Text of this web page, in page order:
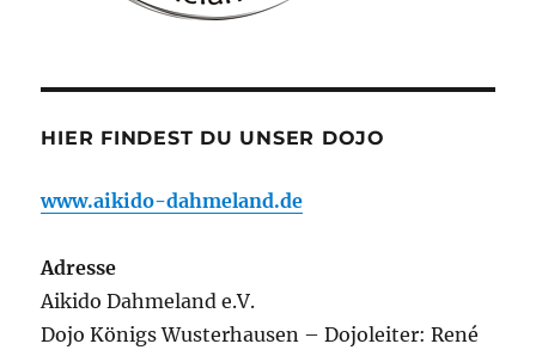
HIER FINDEST DU UNSER DOJO
www.aikido-dahmeland.de
Adresse
Aikido Dahmeland e.V.
Dojo Königs Wusterhausen – Dojoleiter: René